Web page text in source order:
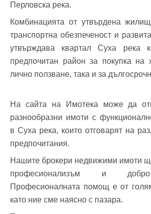
Перловска река.
Комбинацията от утвърдена
транспортна обезпеченост и
утвърждава квартал Суха река
предпочитан район за покупка на
лично ползване, така и за
На сайта на Имотека може да
разнообразни имоти с
в Суха река, които отговарят на
предпочитания.
Нашите брокери недвижими имоти
професионализъм и
Професионалната помощ е от
като ние сме наясно с пазара.